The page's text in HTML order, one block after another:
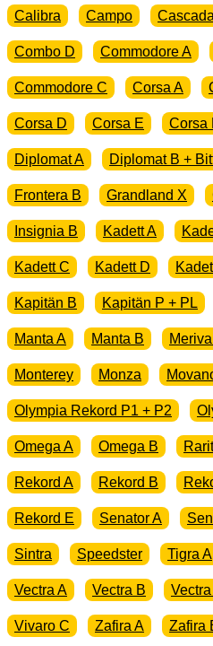
Calibra Campo Cascada
Combo D Commodore A
Commodore C Corsa A
Corsa D Corsa E Corsa
Diplomat A Diplomat B +
Frontera B Grandland X
Insignia B Kadett A
Kadett C Kadett D
Kapitän B Kapitän P + PL
Manta A Manta B
Monterey Monza
Olympia Rekord P1 + P2
Omega A Omega B
Rekord A Rekord B
Rekord E Senator A
Sintra Speedster Tigra A
Vectra A Vectra B
Vivaro C Zafira A Zafira